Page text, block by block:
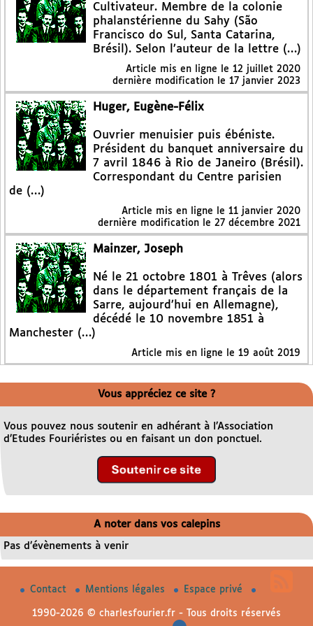
Cultivateur. Membre de la colonie
phalanstérienne du Sahy (São
Francisco do Sul, Santa Catarina,
Brésil). Selon l’auteur de la lettre (…)
Article mis en ligne le 12 juillet 2020
dernière modification le 17 janvier 2023
Huger, Eugène-Félix
Ouvrier menuisier puis ébéniste.
Président du banquet anniversaire du
7 avril 1846 à Rio de Janeiro (Brésil).
Correspondant du Centre parisien
de (…)
Article mis en ligne le 11 janvier 2020
dernière modification le 27 décembre 2021
Mainzer, Joseph
Né le 21 octobre 1801 à Trêves (alors
dans le département français de la
Sarre, aujourd’hui en Allemagne),
décédé le 10 novembre 1851 à
Manchester (…)
Article mis en ligne le 19 août 2019
Vous appréciez ce site ?
Vous pouvez nous soutenir en adhérant à l’Association
d’Etudes Fouriéristes ou en faisant un don ponctuel.
A noter dans vos calepins
Pas d’évènements à venir
Contact Mentions légales Espace privé
1990-2026 © charlesfourier.fr - Tous droits réservés